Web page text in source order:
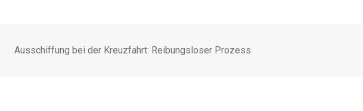
Ausschiffung bei der Kreuzfahrt: Reibungsloser Prozess